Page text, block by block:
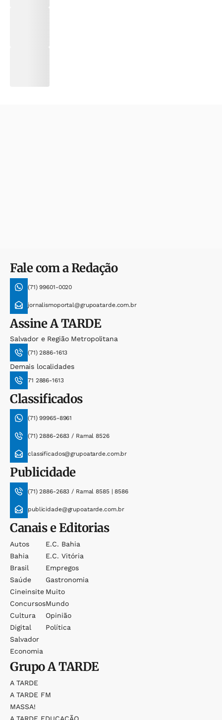
Fale com a Redação
(71) 99601-0020
jornalismoportal@grupoatarde.com.br
AssineA TARDE
Salvador e Região Metropolitana
(71) 2886-1613
Demais localidades
71 2886-1613
Classificados
(71) 99965-8961
(71) 2886-2683 / Ramal 8526
classificados@grupoatarde.com.br
Publicidade
(71) 2886-2683 / Ramal 8585 | 8586
publicidade@grupoatarde.com.br
Canais e Editorias
Autos
Bahia
Brasil
Saúde
Cineinsite
Concursos
Cultura
Digital
Salvador
Economia
E.c. Bahia
E.c. Vitória
Empregos
Gastronomia
Muito
Mundo
Opinião
Política
GrupoA TARDE
A TARDE
A TARDE FM
MASSA!
A TARDE EDUCAÇÃO